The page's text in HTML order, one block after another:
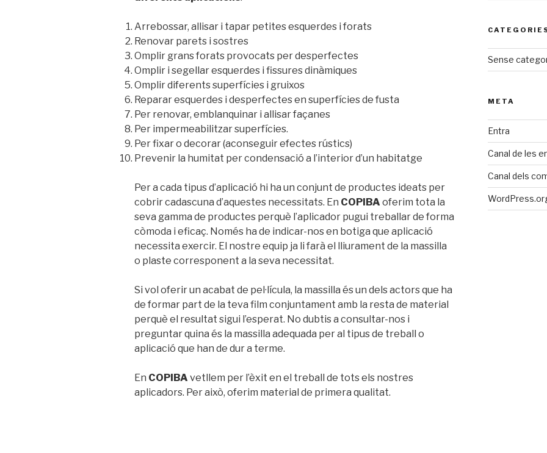
Arrebossar, allisar i tapar petites esquerdes i forats
Renovar parets i sostres
Omplir grans forats provocats per desperfectes
Omplir i segellar esquerdes i fissures dinàmiques
Omplir diferents superfícies i gruixos
Reparar esquerdes i desperfectes en superfícies de fusta
Per renovar, emblanquinar i allisar façanes
Per impermeabilitzar superfícies.
Per fixar o decorar (aconseguir efectes rústics)
Prevenir la humitat per condensació a l’interior d’un habitatge
Per a cada tipus d’aplicació hi ha un conjunt de productes ideats per
cobrir cadascuna d’aquestes necessitats. En COPIBA oferim tota la
seva gamma de productes perquè l’aplicador pugui treballar de forma
còmoda i eficaç. Només ha de indicar-nos en botiga que aplicació
necessita exercir. El nostre equip ja li farà el lliurament de la massilla
o plaste corresponent a la seva necessitat.
Si vol oferir un acabat de pel·lícula, la massilla és un dels actors que ha
de formar part de la teva film conjuntament amb la resta de material
perquè el resultat sigui l’esperat. No dubtis a consultar-nos i
preguntar quina és la massilla adequada per al tipus de treball o
aplicació que han de dur a terme.
En COPIBA vetllem per l’èxit en el treball de tots els nostres
aplicadors. Per això, oferim material de primera qualitat.
Sense
META
Entra
Canal de les
Canal dels